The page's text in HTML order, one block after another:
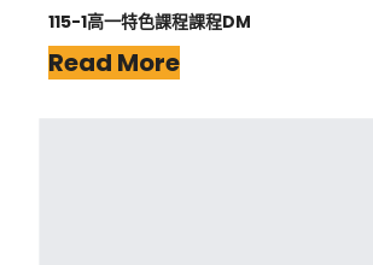
115-1高一特色課程課程DM
Read More